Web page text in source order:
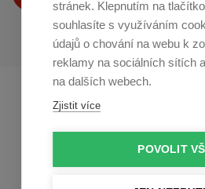
Profikuchar.sk
stránek. Klepnutím na
souhlasíte s využíváním
údajů o chování na webu k
reklamy na sociálních sítích
na dalších webech.
Zjistit více
POVOLIT